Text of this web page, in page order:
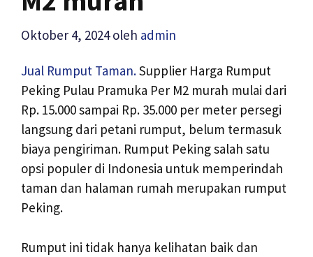
Oktober 4, 2024 oleh admin
Jual Rumput Taman.Supplier Harga Rumput
Peking Pulau Pramuka Per M2 murah mulai dari
Rp. 15.000 sampai Rp. 35.000 per meter persegi
langsung dari petani rumput, belum termasuk
biaya pengiriman. Rumput Peking salah satu
opsi populer di Indonesia untuk memperindah
taman dan halaman rumah merupakan rumput
Peking.
Rumput ini tidak hanya kelihatan baik dan